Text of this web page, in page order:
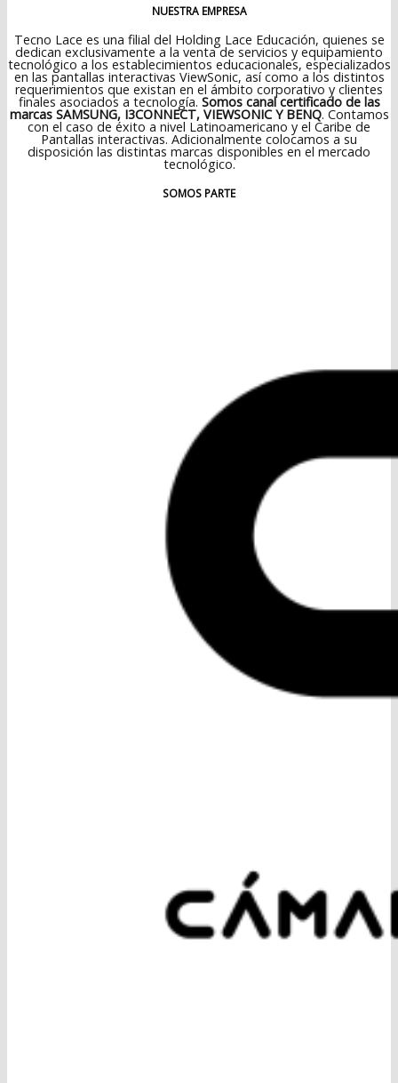
NUESTRA EMPRESA
Tecno Lace es una filial del Holding Lace Educación, quienes se
dedican exclusivamente a la venta de servicios y equipamiento
tecnológico a los establecimientos educacionales, especializados
en las pantallas interactivas ViewSonic, así como a los distintos
requerimientos que existan en el ámbito corporativo y clientes
finales asociados a tecnología. Somos canal certificado de las
marcas SAMSUNG, I3CONNECT, VIEWSONIC Y BENQ. Contamos
con el caso de éxito a nivel Latinoamericano y el Caribe de
Pantallas interactivas. Adicionalmente colocamos a su
disposición las distintas marcas disponibles en el mercado
tecnológico.
SOMOS PARTE